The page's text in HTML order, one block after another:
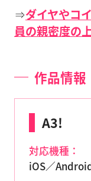
⇒ダイヤやコ
員の親密度の
作品情報
A3!
対応機種：
iOS／